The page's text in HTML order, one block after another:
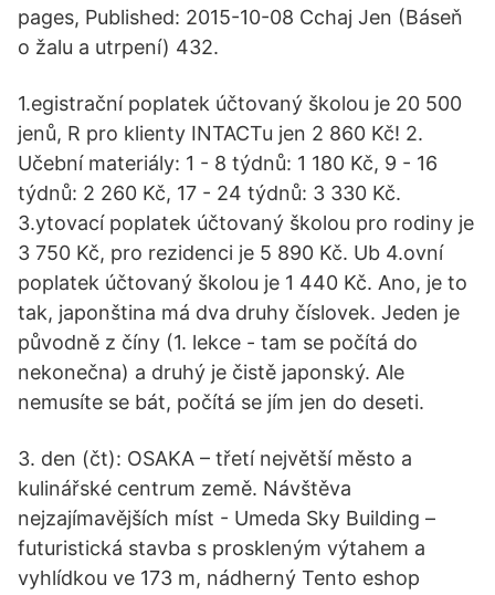
pages, Published: 2015-10-08 Cchaj Jen (Báseň
o žalu a utrpení) 432.
1.egistrační poplatek účtovaný školou je 20 500
jenů, R pro klienty INTACTu jen 2 860 Kč! 2.
Učební materiály: 1 - 8 týdnů: 1 180 Kč, 9 - 16
týdnů: 2 260 Kč, 17 - 24 týdnů: 3 330 Kč.
3.ytovací poplatek účtovaný školou pro rodiny je
3 750 Kč, pro rezidenci je 5 890 Kč. Ub 4.ovní
poplatek účtovaný školou je 1 440 Kč. Ano, je to
tak, japonština má dva druhy číslovek. Jeden je
původně z číny (1. lekce - tam se počítá do
nekonečna) a druhý je čistě japonský. Ale
nemusíte se bát, počítá se jím jen do deseti.
3. den (čt): OSAKA – třetí největší město a
kulinářské centrum země. Návštěva
nejzajímavějších míst - Umeda Sky Building –
futuristická stavba s proskleným výtahem a
vyhlídkou ve 173 m, nádherný Tento eshop